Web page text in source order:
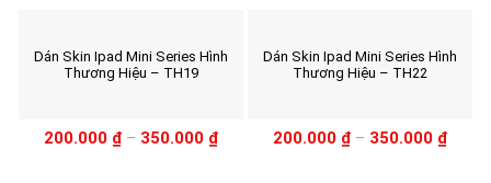
Dán Skin Ipad Mini Series Hình
Thương Hiệu – TH19
200.000 ₫– 350.000 ₫
Dán Skin Ipad Mini Series Hình
Thương Hiệu – TH22
200.000 ₫– 350.000 ₫